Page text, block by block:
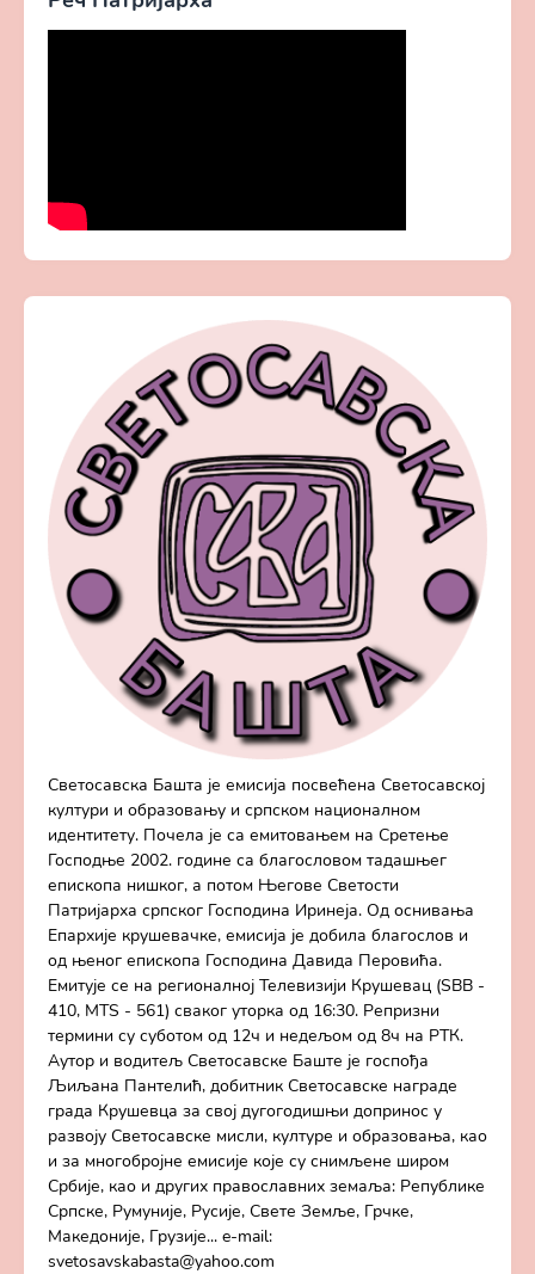
Светосавска Башта је емисија посвећена Светосавској
култури и образовању и српском националном
идентитету. Почела је са емитовањем на Сретење
Господње 2002. године са благословом тадашњег
епископа нишког, а потом Његове Светости
Патријарха српског Господина Иринеја. Од оснивања
Епархије крушевачке, емисија је добила благослов и
од њеног епископа Господина Давида Перовића.
Емитује се на регионалној Телевизији Крушевац (SBB -
410, MTS - 561) сваког уторка од 16:30. Репризни
термини су суботом од 12ч и недељом од 8ч на РТК.
Аутор и водитељ Светосавске Баште је госпођа
Љиљана Пантелић, добитник Светосавске награде
града Крушевца за свој дугогодишњи допринос у
развоју Светосавске мисли, културе и образовања, као
и за многобројне емисије које су снимљене широм
Србије, као и других православних земаља: Републике
Српске, Румуније, Русије, Свете Земље, Грчке,
Македоније, Грузије... e-mail:
svetosavskabasta@yahoo.com